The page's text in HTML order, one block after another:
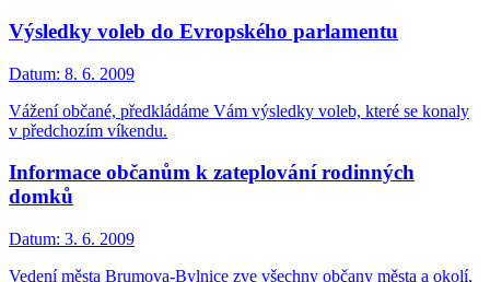
Výsledky voleb do Evropského parlamentu
Datum: 8. 6. 2009
Vážení občané, předkládáme Vám výsledky voleb, které se konaly
v předchozím víkendu.
Informace občanům k zateplování rodinných
domků
Datum: 3. 6. 2009
Vedení města Brumova-Bylnice zve všechny občany města a okolí,